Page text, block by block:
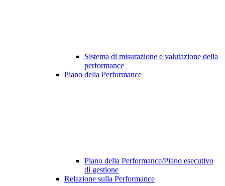
Sistema di misurazione e valutazione della
performance
Piano della Performance
Piano della Performance/Piano esecutivo
di gestione
Relazione sulla Performance